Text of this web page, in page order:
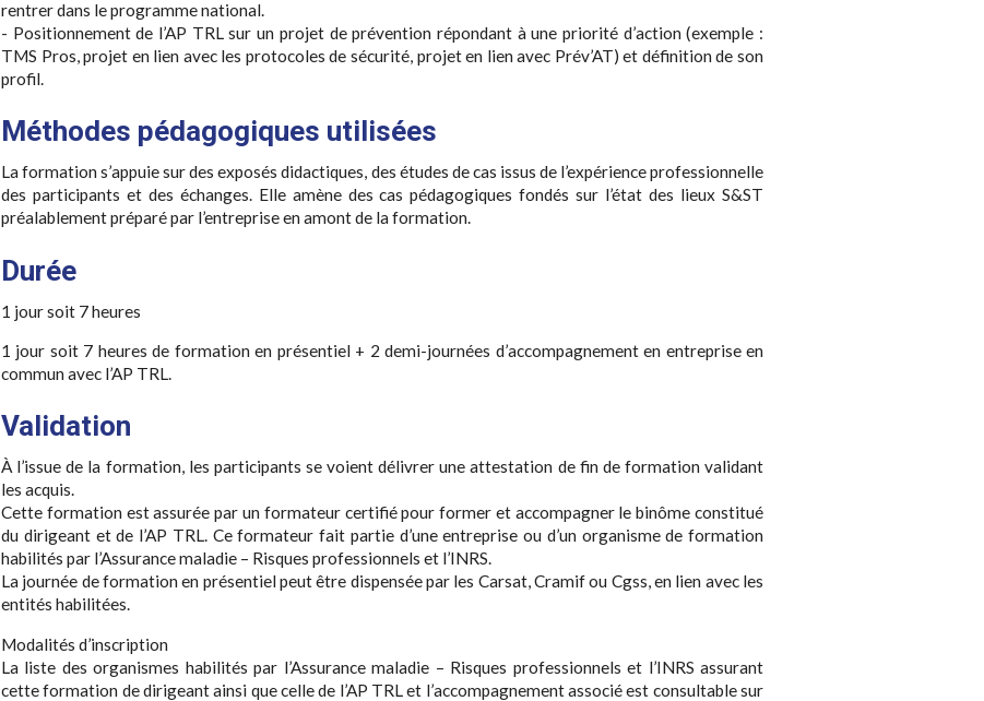
rentrer dans le programme national.
- Positionnement de l’AP TRL sur un projet de prévention répondant à une priorité d’action (exemple :
TMS Pros, projet en lien avec les protocoles de sécurité, projet en lien avec Prév’AT) et définition de son
profil.
Méthodes pédagogiques utilisées
La formation s’appuie sur des exposés didactiques, des études de cas issus de l’expérience professionnelle
des participants et des échanges. Elle amène des cas pédagogiques fondés sur l’état des lieux S&ST
préalablement préparé par l’entreprise en amont de la formation.
Durée
1 jour soit 7 heures
1 jour soit 7 heures de formation en présentiel + 2 demi-journées d’accompagnement en entreprise en
commun avec l’AP TRL.
Validation
À l’issue de la formation, les participants se voient délivrer une attestation de fin de formation validant
les acquis.
Cette formation est assurée par un formateur certifié pour former et accompagner le binôme constitué
du dirigeant et de l’AP TRL. Ce formateur fait partie d’une entreprise ou d’un organisme de formation
habilités par l’Assurance maladie – Risques professionnels et l’INRS.
La journée de formation en présentiel peut être dispensée par les Carsat, Cramif ou Cgss, en lien avec les
entités habilitées.
Modalités d’inscription
La liste des organismes habilités par l’Assurance maladie – Risques professionnels et l’INRS assurant
cette formation de dirigeant ainsi que celle de l’AP TRL et l’accompagnement associé est consultable sur